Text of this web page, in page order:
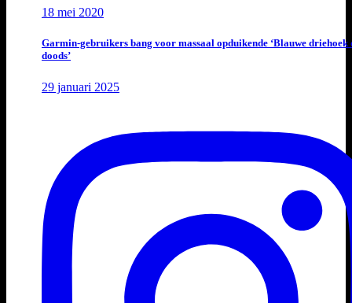
18 mei 2020
Garmin-gebruikers bang voor massaal opduikende ‘Blauwe driehoek
doods’
29 januari 2025